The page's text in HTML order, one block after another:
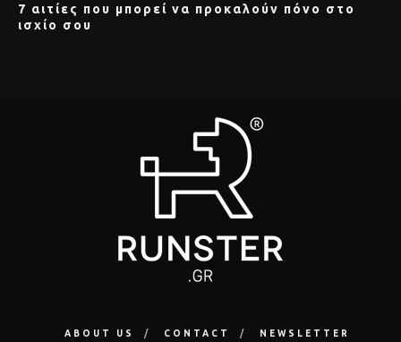
7 αιτίες που μπορεί να προκαλούν πόνο στο
ισχίο σου
ABOUT US CONTACT
NEWSLETTER